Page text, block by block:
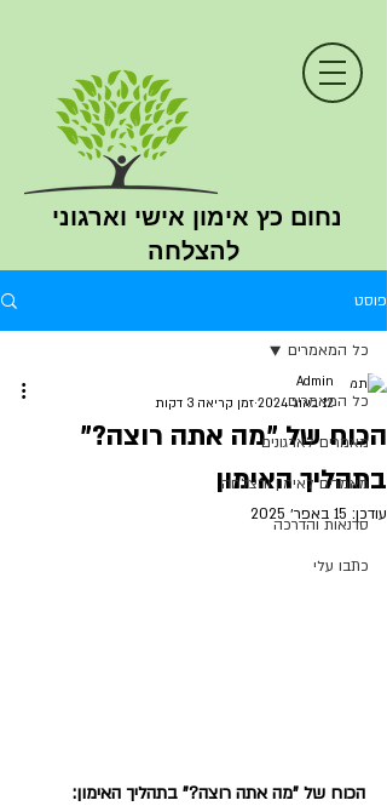
נחום כץ אימון אישי וארגוני
להצלחה
פוסט
כל המאמרים
מאמרים לארגונים
מאמרים לאימון והצלחה
סדנאות והדרכה
כתבו עלי
כל המאמרים
הכוח של "מה אתה רוצה?"
בתהליך האימון
Admin
12 באוג׳ 2024
זמן קריאה 3 דקות
עודכן: 15 באפר׳ 2025
הכוח של "מה אתה רוצה?" בתהליך האימון: